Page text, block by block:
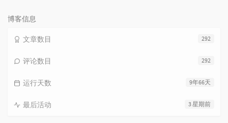
博客信息
292
文章数目
292
评论数目
9年66天
运行天数
3 星期前
最后活动